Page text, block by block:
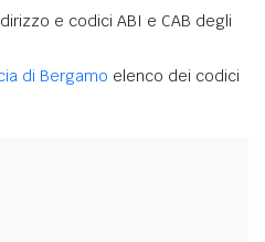
e codici ABI e CAB degli
di Bergamo elenco dei codici